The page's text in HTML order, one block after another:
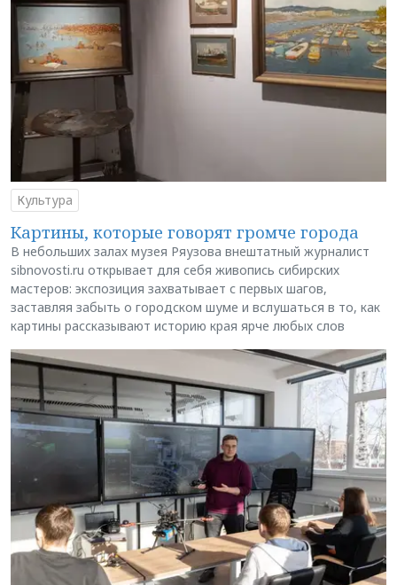
Культура
Картины, которые говорят громче города
В небольших залах музея Ряузова внештатный журналист
sibnovosti.ru открывает для себя живопись сибирских
мастеров: экспозиция захватывает с первых шагов,
заставляя забыть о городском шуме и вслушаться в то, как
картины рассказывают историю края ярче любых слов